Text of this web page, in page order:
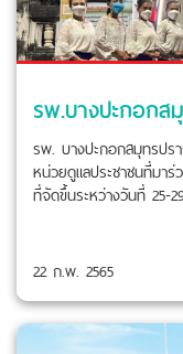
รพ. บางปะกอกสมุทรปร
หน่วยดูแลประชาชนที่มา
ที่จัดขึ้นระหว่างวันที่ 25-
22 ก.พ. 2565